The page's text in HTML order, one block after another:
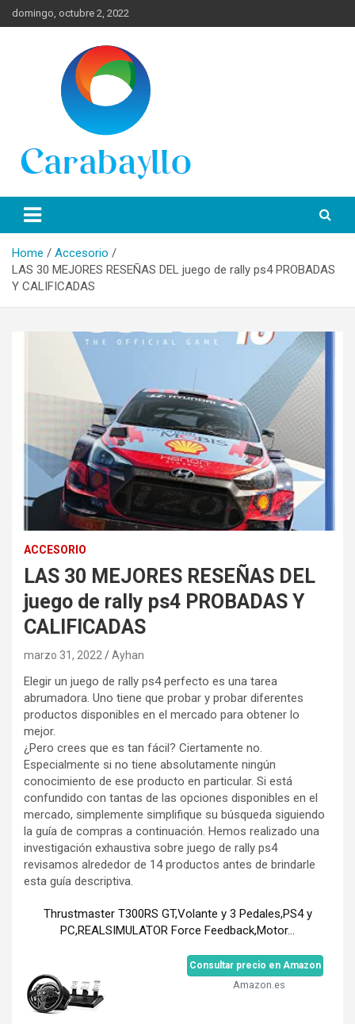
Skip
to
domingo, octubre 2, 2022
Portal de Lima Norte y
Carabayllo
información turística en español de toda España.
Home
Accesorio
LAS 30 MEJORES RESEÑAS DEL juego de rally ps4 PROBADAS
Y CALIFICADAS
ACCESORIO
LAS 30 MEJORES RESEÑAS DEL
juego de rally ps4 PROBADAS Y
CALIFICADAS
marzo 31, 2022 Ayhan
Elegir un juego de rally ps4 perfecto es una tarea
abrumadora. Uno tiene que probar y probar diferentes
productos disponibles en el mercado para obtener lo
mejor.
¿Pero crees que es tan fácil? Ciertamente no.
Especialmente si no tiene absolutamente ningún
conocimiento de ese producto en particular. Si está
confundido con tantas de las opciones disponibles en el
mercado, simplemente simplifique su búsqueda siguiendo
la guía de compras a continuación. Hemos realizado una
investigación exhaustiva sobre juego de rally ps4
revisamos alrededor de 14 productos antes de brindarle
esta guía descriptiva.
Thrustmaster T300RS GT,Volante y 3 Pedales,PS4 y
PC,REALSIMULATOR Force Feedback,Motor...
Consultar precio en Amazon
Amazon.es